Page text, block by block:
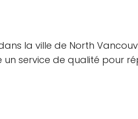
la ville de North
service de qualité pour